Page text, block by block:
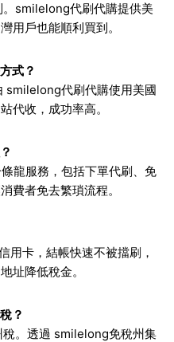
smilelong代刷代購提供美
用戶也能順利買到。
式？
smilelong代刷代購使用美國
代收，成功率高。
龍服務，包括下單代刷、免
費者免去繁瑣流程。
用卡，結帳快速不被擋刷，
址降低稅金。
？
。透過 smilelong免稅州集